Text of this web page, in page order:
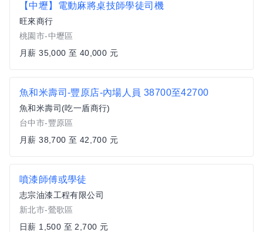
【中壢】電動麻將桌技師學徒司機
旺來商行
桃園市-中壢區
月薪 35,000 至 40,000 元
魚和米壽司-豐原店-內場人員 38700至42700
魚和米壽司(吃一盾商行)
台中市-豐原區
月薪 38,700 至 42,700 元
噴漆師傅或學徒
志宗油漆工程有限公司
新北市-鶯歌區
日薪 1,500 至 2,700 元